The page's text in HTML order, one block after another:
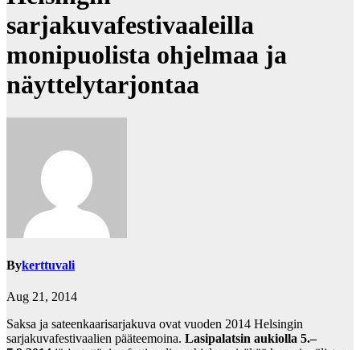
sarjakuvafestivaaleilla
monipuolista ohjelmaa ja
näyttelytarjontaa
Bykerttuvali
Aug 21, 2014
Saksa ja sateenkaarisarjakuva ovat vuoden 2014 Helsingin
sarjakuvafestivaalien pääteemoina. Lasipalatsin aukiolla 5.–